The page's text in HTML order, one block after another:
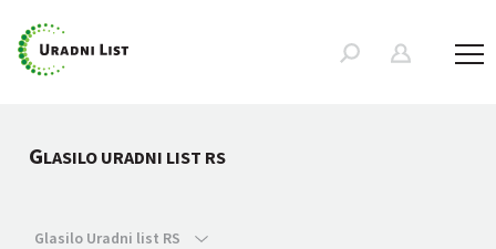
GLASILO URADNI LIST RS
Glasilo Uradni list RS